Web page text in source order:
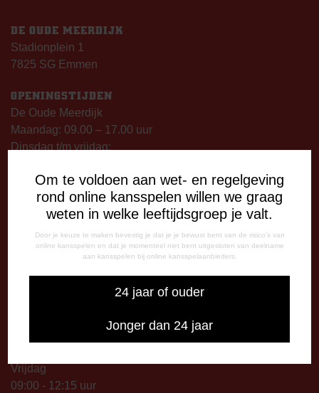
Om te voldoen aan wet- en regelgeving
rond online kansspelen willen we graag
weten in welke leeftijdsgroep je valt.
Door je keuze te maken bevestig je dat je je bewust bent van de risico's van
online kansspelen en dat je momenteel niet bent uitgesloten van deelname
aan kansspelen bij online kansspelaanbieders.
24 jaar of ouder
Jonger dan 24 jaar
DE OUDE MEERDIJK
Stadionplein 1
7825 SG Emmen
OPENINGSTIJDEN
De Oude Meerdijk
Maandag: 09.00 – 17.00 uur
Dinsdag t/m vrijdag:
13.00 – 17.00 uur
Op thuiswedstrijddagen geopend vanaf 13.00 uur (i.p.v.
09.00 uur).
TELEFONISCHE BEREIKBAARHEID
Vrijdag
09:00 - 12:15 uur